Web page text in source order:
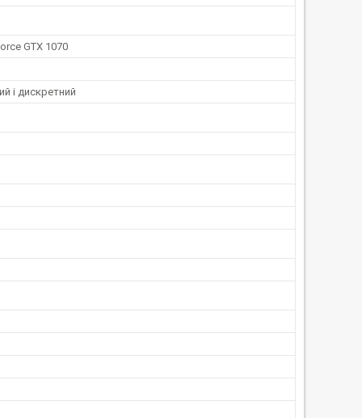
GTX 1070
і дискретний